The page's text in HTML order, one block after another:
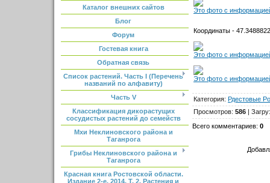
Каталог внешних сайтов
Блог
Форум
Гостевая книга
Обратная связь
Список растений. Часть I (Перечень
названий по алфавиту)
Часть V
Классификация дикорастущих
сосудистых растений до семейств
Мхи Неклиновского района и
Таганрога
Грибы Неклиновского района и
Таганрога
Красная книга Ростовской области.
Издание 2-е. 2014. Т. 2. Растения и
Это фото с
Координаты -
Это фото с
Это фото с
Категория: Рдестовые
Просмотров: 586 |
Всего комментариев: 0